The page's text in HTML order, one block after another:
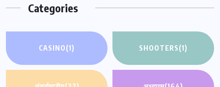
Categories
CASINO(1) SHOOTERS(1)